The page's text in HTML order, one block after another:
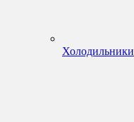
Холодильники